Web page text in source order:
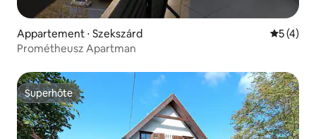
Appartement ⋅ Szekszárd
5 (4)
Prométheusz Apartman
Superhôte
Superhôte